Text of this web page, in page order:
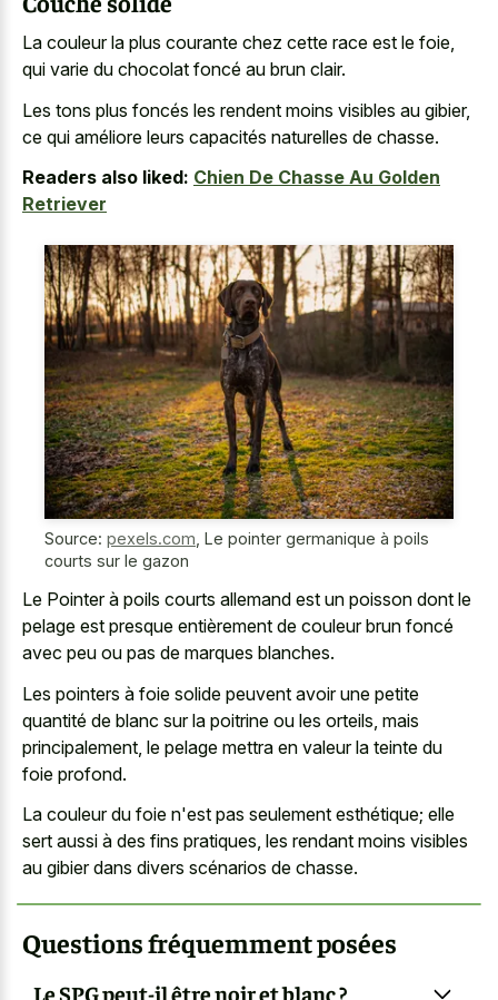
La couleur la plus courante chez cette race est le foie,
qui varie du chocolat foncé au brun clair.
Les tons plus foncés les rendent moins visibles au gibier,
ce qui améliore leurs capacités naturelles de chasse.
Readers also liked: Chien De Chasse Au Golden
Retriever
Source: pexels.com Le pointer germanique à poils
courts sur le gazon
Le Pointer à poils courts allemand est un poisson dont le
pelage est presque entièrement de couleur brun foncé
avec peu ou pas de marques blanches.
Les pointers à foie solide peuvent avoir une petite
quantité de blanc sur la poitrine ou les orteils, mais
principalement, le pelage mettra en valeur la teinte du
foie profond.
La couleur du foie n'est pas seulement esthétique; elle
sert aussi à des fins pratiques, les rendant moins visibles
au gibier dans divers scénarios de chasse.
Questions fréquemment posées
Le SPG peut-il être noir et blanc ?